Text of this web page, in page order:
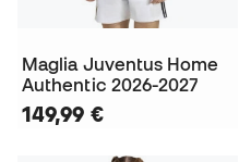
Maglia Juventus Home
Authentic 2026-2027
149,99 €